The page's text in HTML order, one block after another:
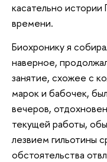
касательно истории
времени.
Биохронику я
наверное,
занятие, схожее с
марок и бабочек,
вечеров,
текущей работы,
лезвием гильотины
обстоятельства